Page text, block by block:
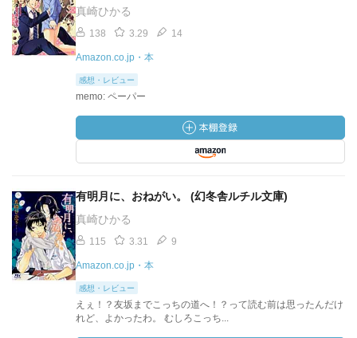
真崎ひかる
138 3.29 14
Amazon.co.jp・本
感想・レビュー
memo: ペーパー
有明月に、おねがい。 (幻冬舎ルチル文庫)
真崎ひかる
115 3.31 9
Amazon.co.jp・本
感想・レビュー
えぇ！？友坂までこっちの道へ！？って読む前は思ったんだけ
れど、よかったわ。 むしろこっち...